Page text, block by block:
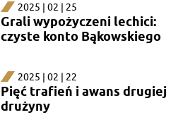
2025 | 02 | 25
Grali wypożyczeni lechici:
czyste konto Bąkowskiego
2025 | 02 | 22
Pięć trafień i awans drugiej
drużyny